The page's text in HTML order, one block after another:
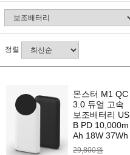
정렬
몬스터 M1 QC
3.0 듀얼 고속
보조배터리 US
B PD 10,000m
Ah 18W 37Wh
29,800원